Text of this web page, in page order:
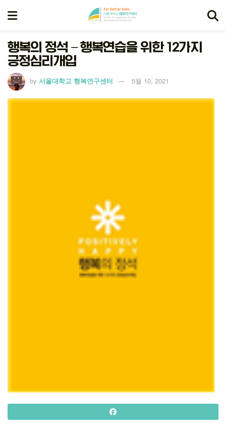
행복의 정석 – 행복연습을 위한 12가지
긍정심리개입
by 서울대학교 행복연구센터 5월 10, 2021